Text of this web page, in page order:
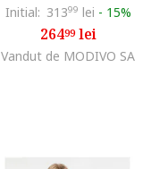
Initial: 31399 lei - 15%
26499lei
Vandut de MODIVO SA